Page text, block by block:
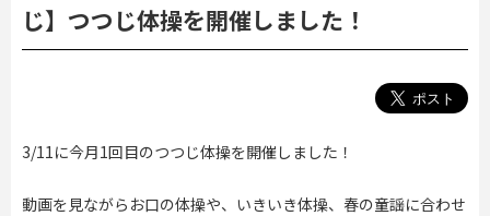
じ】つつじ体操を開催しました！
3/11に今月1回目のつつじ体操を開催しました！
動画を見ながらお口の体操や、いきいき体操、春の童謡に合わせ